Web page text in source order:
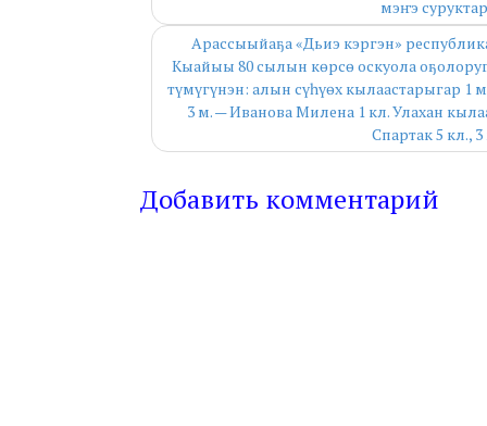
мэҥэ
Арассыыйаҕа «Дьиэ кэргэн»
Кыайыы 80 сылын көрсө оскуола
түмүгүнэн: алын сүһүөх кылаастарыгар
3 м. — Иванова Милена 1 кл. Улахан
Спартак 5 кл.,
Добавить комментарий